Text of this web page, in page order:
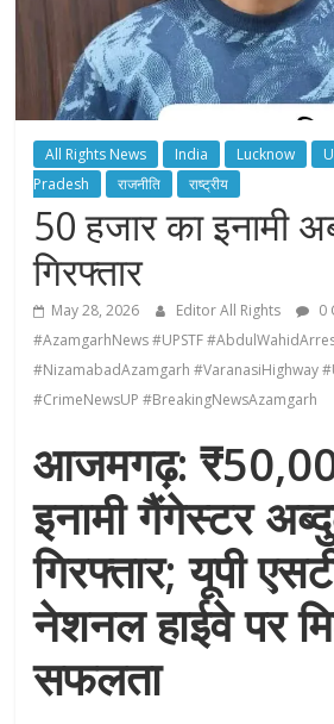
All Rights News India Lucknow
Pradesh
राजनीति राष्ट्रीय
50 हजार का इनामी
गिरफ्तार
May 28, 2026 Editor All Rights
0
#AzamgarhNews #UPSTF
#NizamabadAzamgarh #VaranasiHighway
#CrimeNewsUP #BreakingNewsAzamgarh
आजमगढ़:
इनामी गैंगेस्टर
गिरफ्तार; यूपी
नेशनल हाईवे पर
सफलता